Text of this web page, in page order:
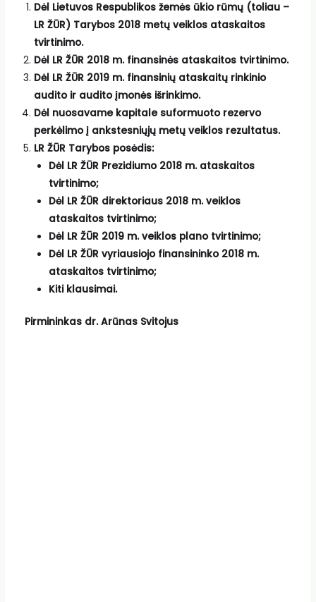
Dėl Lietuvos Respublikos žemės ūkio rūmų (toliau –
LR ŽŪR) Tarybos 2018 metų veiklos ataskaitos
tvirtinimo.
Dėl LR ŽŪR 2018 m. finansinės ataskaitos tvirtinimo.
Dėl LR ŽŪR 2019 m. finansinių ataskaitų rinkinio
audito ir audito įmonės išrinkimo.
Dėl nuosavame kapitale suformuoto rezervo
perkėlimo į ankstesniųjų metų veiklos rezultatus.
LR ŽŪR Tarybos posėdis:
Dėl LR ŽŪR Prezidiumo 2018 m. ataskaitos
tvirtinimo;
Dėl LR ŽŪR direktoriaus 2018 m. veiklos
ataskaitos tvirtinimo;
Dėl LR ŽŪR 2019 m. veiklos plano tvirtinimo;
Dėl LR ŽŪR vyriausiojo finansininko 2018 m.
ataskaitos tvirtinimo;
Kiti klausimai.
Pirmininkas dr. Arūnas Svitojus